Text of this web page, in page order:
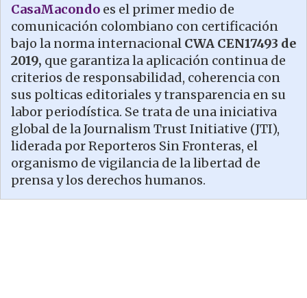
CasaMacondo es el primer medio de
comunicación colombiano con certificación
bajo la norma internacional CWA CEN17493 de
2019, que garantiza la aplicación continua de
criterios de responsabilidad, coherencia con
sus polticas editoriales y transparencia en su
labor periodística. Se trata de una iniciativa
global de la Journalism Trust Initiative (JTI),
liderada por Reporteros Sin Fronteras, el
organismo de vigilancia de la libertad de
prensa y los derechos humanos.